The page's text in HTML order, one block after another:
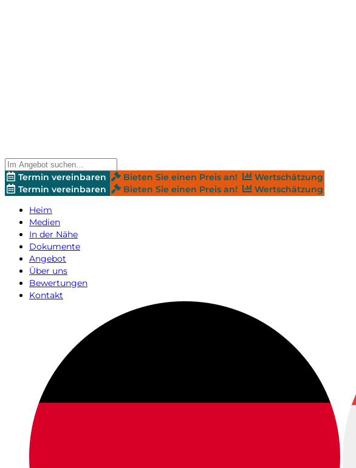
Termin vereinbaren Bieten Sie einen Preis an!
Wertschätzung
Termin vereinbaren
Bieten Sie einen Preis an!
Wertschätzung
Heim
Medien
In der Nähe
Dokumente
Angebot
Über uns
Bewertungen
Kontakt